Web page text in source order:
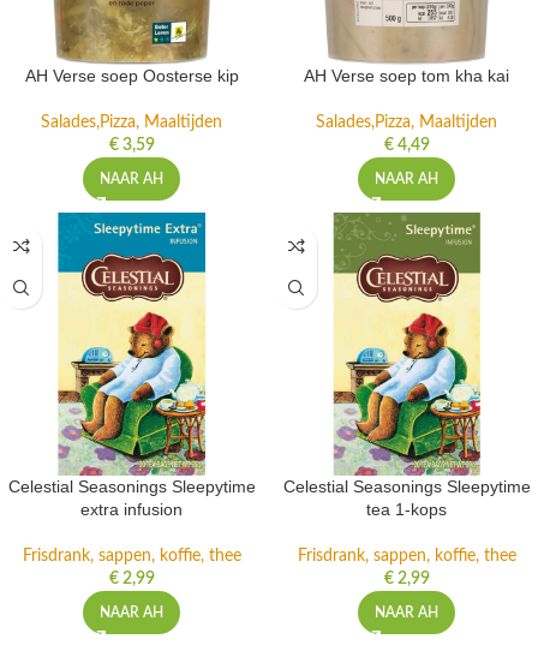
AH Verse soep Oosterse kip
Salades,Pizza, Maaltijden
€3,59
NAAR AH
AH Verse soep tom kha kai
Salades,Pizza, Maaltijden
€4,49
NAAR AH
Celestial Seasonings Sleepytime
extra infusion
Frisdrank, sappen, koffie, thee
€2,99
NAAR AH
Celestial Seasonings Sleepytime
tea 1-kops
Frisdrank, sappen, koffie, thee
€2,99
NAAR AH